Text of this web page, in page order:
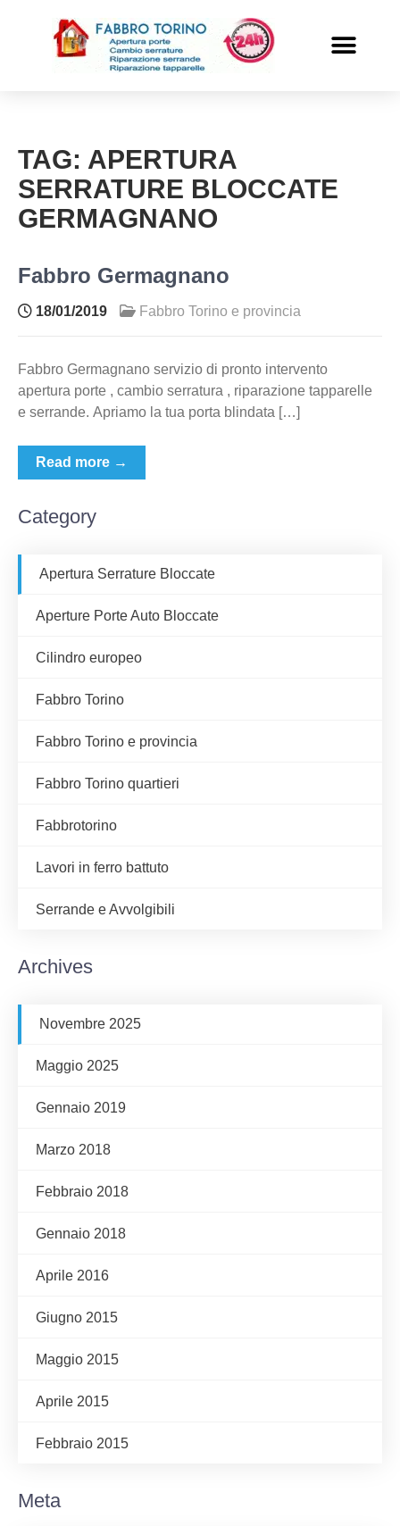
TAG: APERTURA
SERRATURE BLOCCATE
GERMAGNANO
Fabbro Germagnano
18/01/2019 Fabbro Torino e provincia
Fabbro Germagnano servizio di pronto intervento
apertura porte , cambio serratura , riparazione tapparelle
e serrande. Apriamo la tua porta blindata […]
Read more →
Category
Apertura Serrature Bloccate
Aperture Porte Auto Bloccate
Cilindro europeo
Fabbro Torino
Fabbro Torino e provincia
Fabbro Torino quartieri
Fabbrotorino
Lavori in ferro battuto
Serrande e Avvolgibili
Archives
Novembre 2025
Maggio 2025
Gennaio 2019
Marzo 2018
Febbraio 2018
Gennaio 2018
Aprile 2016
Giugno 2015
Maggio 2015
Aprile 2015
Febbraio 2015
Meta